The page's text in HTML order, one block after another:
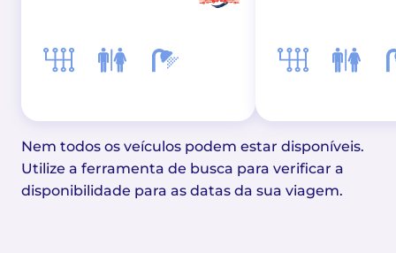
Nem todos os veículos podem estar disponíveis.
Utilize a ferramenta de busca para verificar a
disponibilidade para as datas da sua viagem.